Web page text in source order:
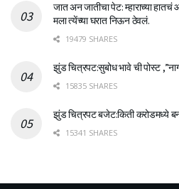
जात अन जातीचा पेट: म्हाराच्या हातचं
मला त्येंच्या घरात निऊन ठेवलं.
19479 SHARES
झुंड चित्रपट:सुबोध भावे ची पोस्ट
15835 SHARES
झुंड चित्रपट बजेट:किती करोडमध्ये
15341 SHARES